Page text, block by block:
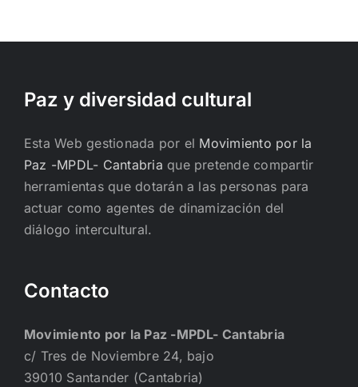
Paz y diversidad cultural
Esta Web gestionada por el Movimiento por la
Paz -MPDL- Cantabria que pretende compartir
herramientas que dotarán a las personas para
actuar como agentes de dinamización del
diálogo intercultural.
Contacto
Movimiento por la Paz -MPDL- Cantabria
c/ Tres de Noviembre 24, bajo
39010 Santander (Cantabria)